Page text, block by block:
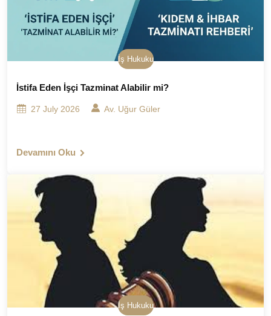
İş Hukuku
İstifa Eden İşçi Tazminat Alabilir mi?
27 July 2026 Av. Uğur Güler
Devamını Oku
İş Hukuku